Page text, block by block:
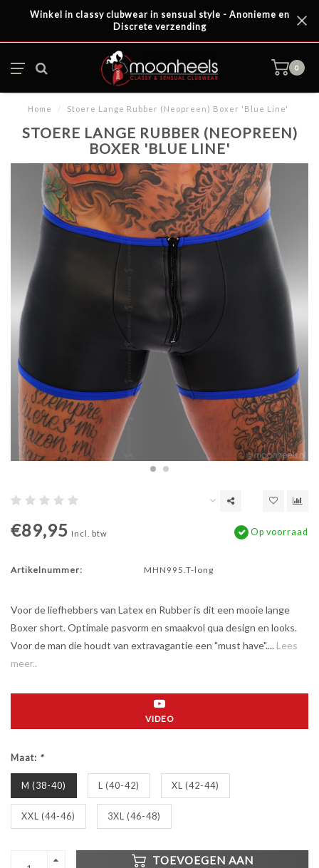
Winkel in classy clubwear in sensual style - Anonieme en
Discrete verzending
0
Home / Stoere Lange Rubber (Neopreen) Boxer 'Blue Line'
STOERE LANGE RUBBER (NEOPREEN)
BOXER 'BLUE LINE'
€89,95 Incl. btw Op voorraad
Artikelnummer: MHN995.T-long
Voor de liefhebbers van Latex en Rubber is dit een mooie lange
Boxer short. Optimale pasvorm en smaakvol qua design en looks.
Voor de man die houdt van extravagantie een "must have".... Lees
meer..
VIDEO
Maat: *
M (38-40) L (40-42) XL (42-44)
XXL (44-46) 3XL (46-48)
TOEVOEGEN AAN